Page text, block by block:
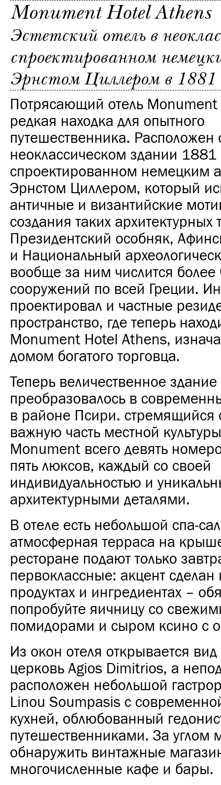
Monument Hotel Athens
Эстетский отель в
спроектированном
Эрнстом Циллером в 1881
Потрясающий отель
редкая находка для опытного
путешественника. Расположен
неоклассическом здании 1881
спроектированном немецким
Эрнстом Циллером, который
античные и византийские
создания таких архитектурных
Президентский особняк,
и Национальный
вообще за ним числится
сооружений по всей Греции.
проектировал и частные
пространство, где теперь
Monument Hotel Athens,
домом богатого торговца.
Теперь величественное здание
преобразовалось в
в районе Псири. стремящийся
важную часть местной
Monument всего девять
пять люксов, каждый со своей
индивидуальностью и
архитектурными деталями.
В отеле есть небольшой спа-
атмосферная терраса на
ресторане подают только
первоклассные: акцент
продуктах и ингредиентах –
попробуйте яичницу со
помидорами и сыром ксино с
Из окон отеля открывается
церковь Agios Dimitrios, а
расположен небольшой
Linou Soumpasis с
кухней, облюбованный
путешественниками. За углом
обнаружить винтажные
многочисленные кафе и бары.